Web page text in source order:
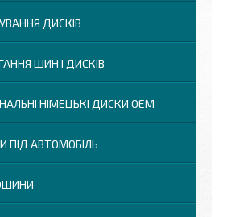
ДИСКІВ
ШИН І ДИСКІВ
НІМЕЦЬКІ ДИСКИ OEM
ПІД АВТОМОБІЛЬ